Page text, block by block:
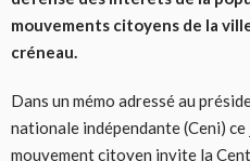
mouvements citoyens de la
créneau.
Dans un mémo adressé au
nationale indépendante (Ceni)
mouvement citoyen invite la